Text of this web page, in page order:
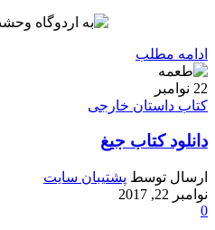
ادامه مطلب
22 نوامبر
کتاب داستان خارجی
دانلود کتاب جیغ
ارسال توسط پشتیبان سایت
نوامبر 22, 2017
0